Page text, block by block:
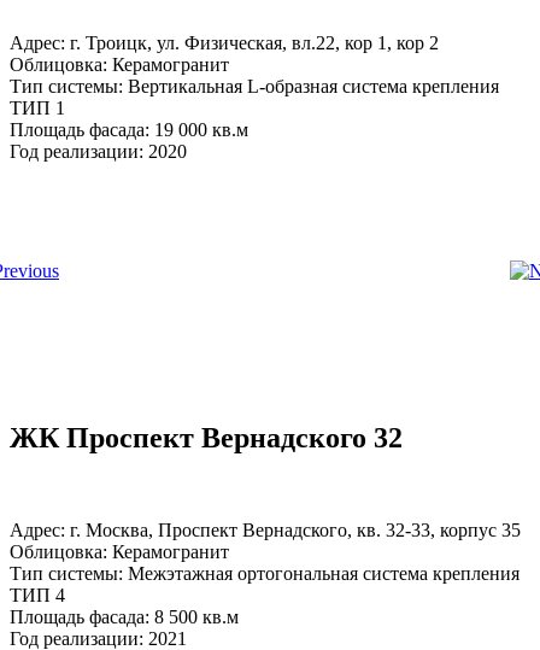
Адрес: г. Троицк, ул. Физическая, вл.22, кор 1, кор 2
Облицовка: Керамогранит
Тип системы: Вертикальная L-образная система крепления
ТИП 1
Площадь фасада: 19 000 кв.м
Год реализации: 2020
ЖК Проспект Вернадского 32
Адрес: г. Москва, Проспект Вернадского, кв. 32-33, корпус 35
Облицовка: Керамогранит
Тип системы: Межэтажная ортогональная система крепления
ТИП 4
Площадь фасада: 8 500 кв.м
Год реализации: 2021